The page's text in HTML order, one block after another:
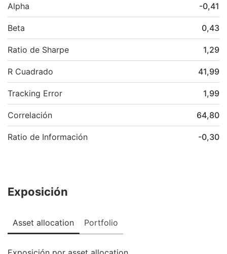
Alpha -0,41
Beta 0,43
Ratio de Sharpe 1,29
R Cuadrado 41,99
Tracking Error 1,99
Correlación 64,80
Ratio de Información -0,30
Exposición
Asset allocation Portfolio